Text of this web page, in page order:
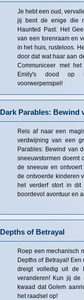
Je hebt een oud,
jij bent de enige die
Haunted Past: Het
van een torenraam en
in het huis, rusteloos.
door dat wat haar aan
Communiceer met
Emily's dood op
voorwerpenspel!
Dark Parables: Bewind
Reis af naar een
verdwijning van een
Parables: Bewind van
sneeuwstormen doemt
de sneeuw en
de ontvoerde kinderen
het verderf stort in dit
boordevol avontuur en
Depths of Betrayal
Roep een mechanisch
Depths of Betrayal!
dreigt volledig uit de
veranderen! Kun jij de
kwaad dat Golem
het raadsel op!